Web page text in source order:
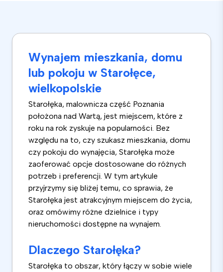
Wynajem mieszkania, domu
lub pokoju w Starołęce,
wielkopolskie
Starołęka, malownicza część Poznania
położona nad Wartą, jest miejscem, które z
roku na rok zyskuje na popularności. Bez
względu na to, czy szukasz mieszkania, domu
czy pokoju do wynajęcia, Starołęka może
zaoferować opcje dostosowane do różnych
potrzeb i preferencji. W tym artykule
przyjrzymy się bliżej temu, co sprawia, że
Starołęka jest atrakcyjnym miejscem do życia,
oraz omówimy różne dzielnice i typy
nieruchomości dostępne na wynajem.
Dlaczego Starołęka?
Starołęka to obszar, który łączy w sobie wiele